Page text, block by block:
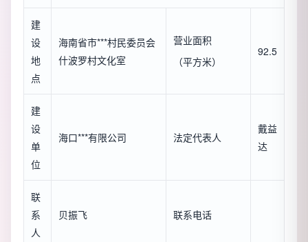
建
设
地
点
海南省市***村民委员会
什波罗村文化室
营业面积
（平方米）
92.5
建
设
单
位
海口***有限公司 法定代表人
戴益
达
联
系
人
贝振飞 联系电话